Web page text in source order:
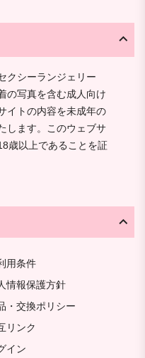
クシーランジェリー
の写真を含む成人向け
イトの内容を未成年の
します。このウェブサ
歳以上であることを証
用条件
情報保護方針
・交換ポリシー
リンク
イン